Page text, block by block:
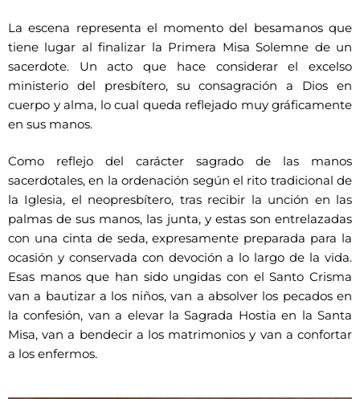
La escena representa el momento del besamanos que
tiene lugar al finalizar la Primera Misa Solemne de un
sacerdote. Un acto que hace considerar el excelso
ministerio del presbítero, su consagración a Dios en
cuerpo y alma, lo cual queda reflejado muy gráficamente
en sus manos.
Como reflejo del carácter sagrado de las manos
sacerdotales, en la ordenación según el rito tradicional de
la Iglesia, el neopresbítero, tras recibir la unción en las
palmas de sus manos, las junta, y estas son entrelazadas
con una cinta de seda, expresamente preparada para la
ocasión y conservada con devoción a lo largo de la vida.
Esas manos que han sido ungidas con el Santo Crisma
van a bautizar a los niños, van a absolver los pecados en
la confesión, van a elevar la Sagrada Hostia en la Santa
Misa, van a bendecir a los matrimonios y van a confortar
a los enfermos.